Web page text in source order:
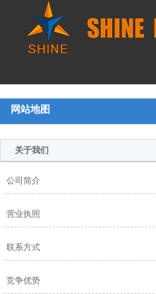
网站地图
关于我们
公司简介
营业执照
联系方式
竞争优势